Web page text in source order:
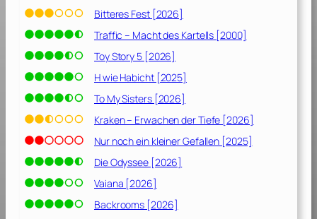
Bitteres Fest [2026]
Traffic – Macht des Kartells [2000]
Toy Story 5 [2026]
H wie Habicht [2025]
To My Sisters [2026]
Kraken – Erwachen der Tiefe [2026]
Nur noch ein kleiner Gefallen [2025]
Die Odyssee [2026]
Vaiana [2026]
Backrooms [2026]